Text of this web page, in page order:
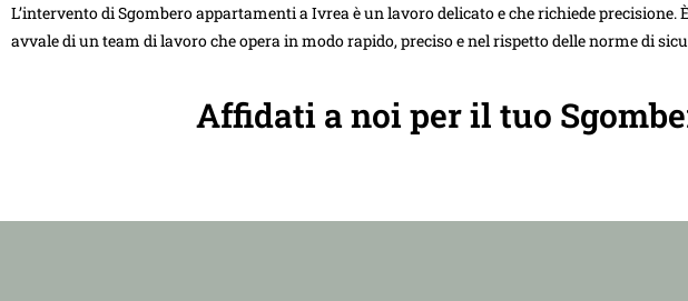
L’intervento di Sgombero appartamenti a Ivrea è un lavoro delicato e che richiede
avvale di un team di lavoro che opera in modo rapido, preciso e nel rispetto delle norme di
Affidati a noi per il tuo